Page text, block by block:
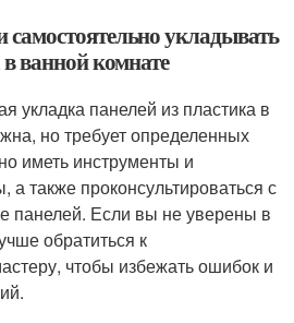
укладывать
ванной комнате
укладка панелей из пластика в
но требует определенных
иметь инструменты и
также проконсультироваться с
панелей. Если вы не уверены в
обратиться к
чтобы избежать ошибок и